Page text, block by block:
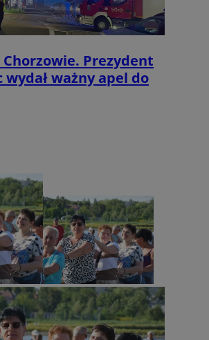
Chorzowie. Prezydent
wydał ważny apel do